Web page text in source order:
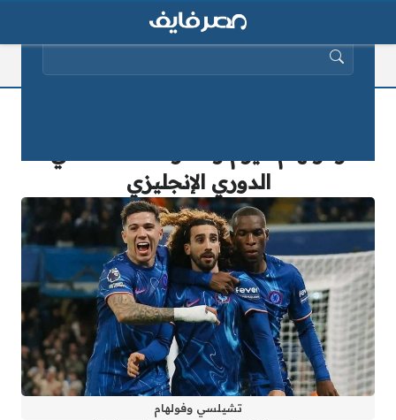
الدوري الإنجليزي
تشيلسي وفولهام
البحث عن: